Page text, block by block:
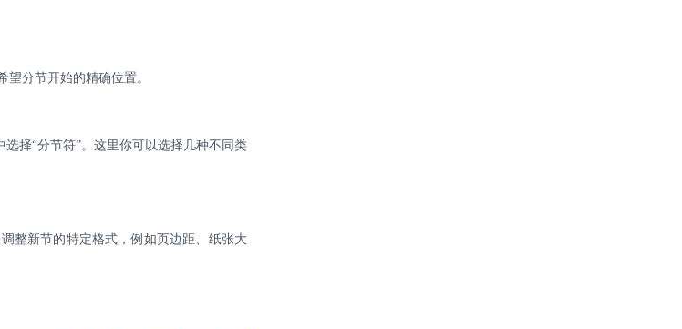
分节开始的精确位置。
择“分节符”。这里你可以选择几种不同类
整新节的特定格式，例如页边距、纸张大